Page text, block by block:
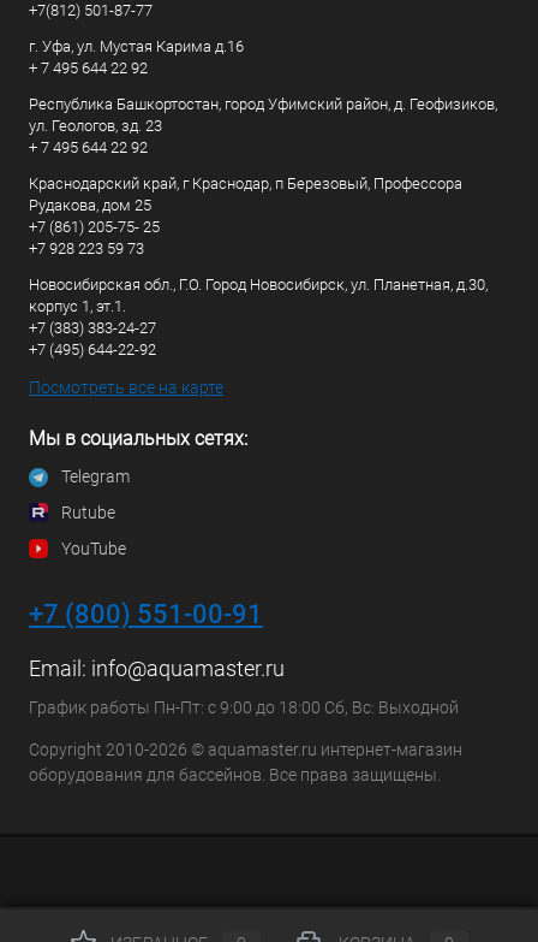
+7(812) 501-87-77
г. Уфа, ул. Мустая Карима д.16
+ 7 495 644 22 92
Республика Башкортостан, город Уфимский район, д. Геофизиков,
ул. Геологов, зд. 23
+ 7 495 644 22 92
Краснодарский край, г Краснодар, п Березовый, Профессора
Рудакова, дом 25
+7 (861) 205-75- 25
+7 928 223 59 73
Новосибирская обл., Г.О. Город Новосибирск, ул. Планетная, д.30,
корпус 1, эт.1.
+7 (383) 383-24-27
+7 (495) 644-22-92
Посмотреть все на карте
Мы в социальных сетях:
Telegram
Rutube
YouTube
+7 (800) 551-00-91
Email: info@aquamaster.ru
График работы Пн-Пт: с 9:00 до 18:00 Сб, Вс: Выходной
Copyright 2010-2026 © aquamaster.ru интернет-магазин
оборудования для бассейнов. Все права защищены.